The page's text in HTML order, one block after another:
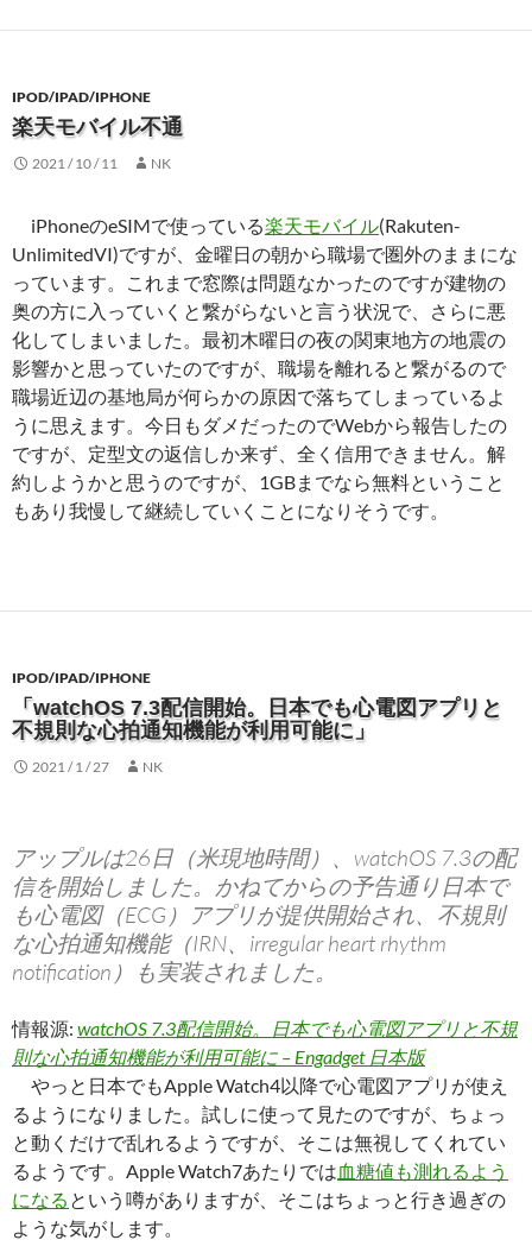
IPOD/IPAD/IPHONE
楽天モバイル不通
2021 / 10 / 11 NK
iPhoneのeSIMで使っている楽天モバイル(Rakuten-
UnlimitedVI)ですが、金曜日の朝から職場で圏外のままにな
っています。これまで窓際は問題なかったのですが建物の
奥の方に入っていくと繋がらないと言う状況で、さらに悪
化してしまいました。最初木曜日の夜の関東地方の地震の
影響かと思っていたのですが、職場を離れると繋がるので
職場近辺の基地局が何らかの原因で落ちてしまっているよ
うに思えます。今日もダメだったのでWebから報告したの
ですが、定型文の返信しか来ず、全く信用できません。解
約しようかと思うのですが、1GBまでなら無料ということ
もあり我慢して継続していくことになりそうです。
IPOD/IPAD/IPHONE
「watchOS 7.3配信開始。日本でも心電図アプリと
不規則な心拍通知機能が利用可能に」
2021 / 1 / 27 NK
アップルは26日（米現地時間）、watchOS 7.3の配
信を開始しました。かねてからの予告通り日本で
も心電図（ECG）アプリが提供開始され、不規則
な心拍通知機能（IRN、irregular heart rhythm
notification）も実装されました。
情報源: watchOS 7.3配信開始。日本でも心電図アプリと不規
則な心拍通知機能が利用可能に – Engadget 日本版
やっと日本でもApple Watch4以降で心電図アプリが使え
るようになりました。試しに使って見たのですが、ちょっ
と動くだけで乱れるようですが、そこは無視してくれてい
るようです。Apple Watch7あたりでは血糖値も測れるよう
になる という噂がありますが、そこはちょっと行き過ぎの
ような気がします。